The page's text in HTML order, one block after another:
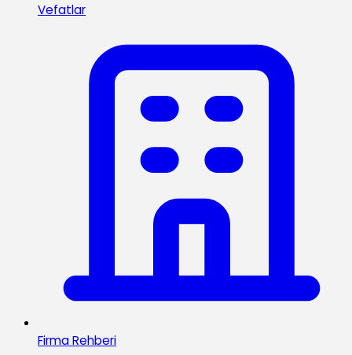
Vefatlar
Firma Rehberi